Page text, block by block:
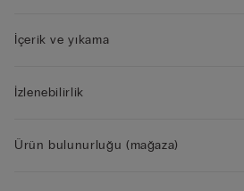
İçerik ve yıkama
İzlenebilirlik
Ürün bulunurluğu (mağaza)